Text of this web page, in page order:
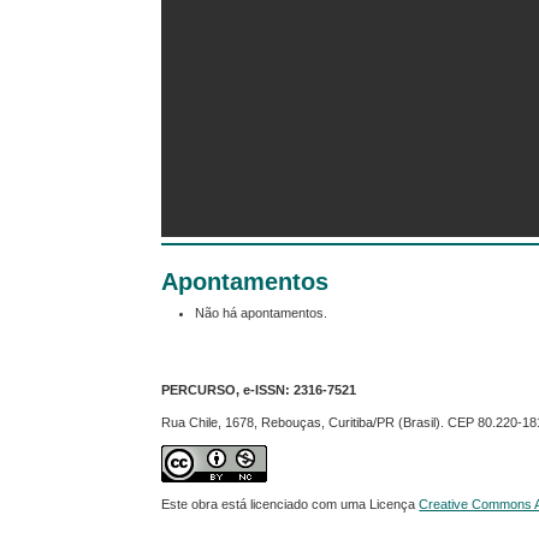
Apontamentos
Não há apontamentos.
PERCURSO, e-ISSN:2316-7521
Rua Chile, 1678, Rebouças, Curitiba/PR (Brasil). CEP 80.220-
Este obra está licenciado com uma LicençaCreative Commons